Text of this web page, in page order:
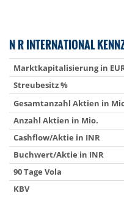
N R INTERNATIONAL
Marktkapitalisierung in
Streubesitz %
Gesamtanzahl Aktien in
Anzahl Aktien in Mio.
Cashflow/Aktie in INR
Buchwert/Aktie in INR
90 Tage Vola
KBV